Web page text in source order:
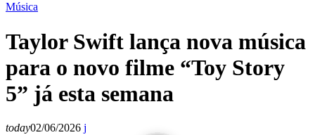
Música
Taylor Swift lança nova música
para o novo filme “Toy Story
5” já esta semana
today02/06/2026